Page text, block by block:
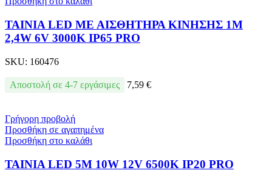
ΤΑΙΝΙΑ LED ΜΕ ΑΙΣΘΗΤΗΡΑ ΚΙΝΗΣΗΣ 1M
2,4W 6V 3000K IP65 PRO
SKU: 160476
Αποστολή σε 4-7 εργάσιμες 7,59 €
Γρήγορη προβολή
Προσθήκη σε αγαπημένα
Προσθήκη στο καλάθι
ΤΑΙΝΙΑ LED 5M 10W 12V 6500K IP20 PRO